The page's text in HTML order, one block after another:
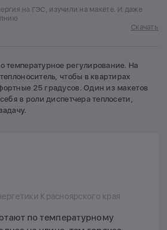
на ГЭС, изучили на макете. И даже
Скачать
температурное регулирование. На
чтобы в квартирах
25 градусов. Один из макетов
в роли диспетчера теплосети,
Красноярского края
по температурному